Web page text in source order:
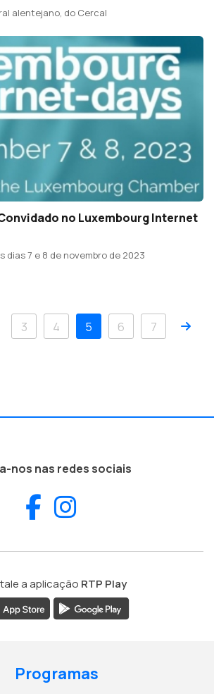
alentejano, do Cercal
no Luxembourg Internet
dias 7 e 8 de novembro de 2023
3 4 5 6 7
nos nas redes sociais
Facebook
a aplicação RTP Play
Programas